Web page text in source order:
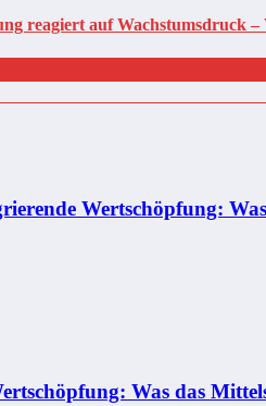
reagiert auf Wachstumsdruck
Wertschöpfung:
Was das